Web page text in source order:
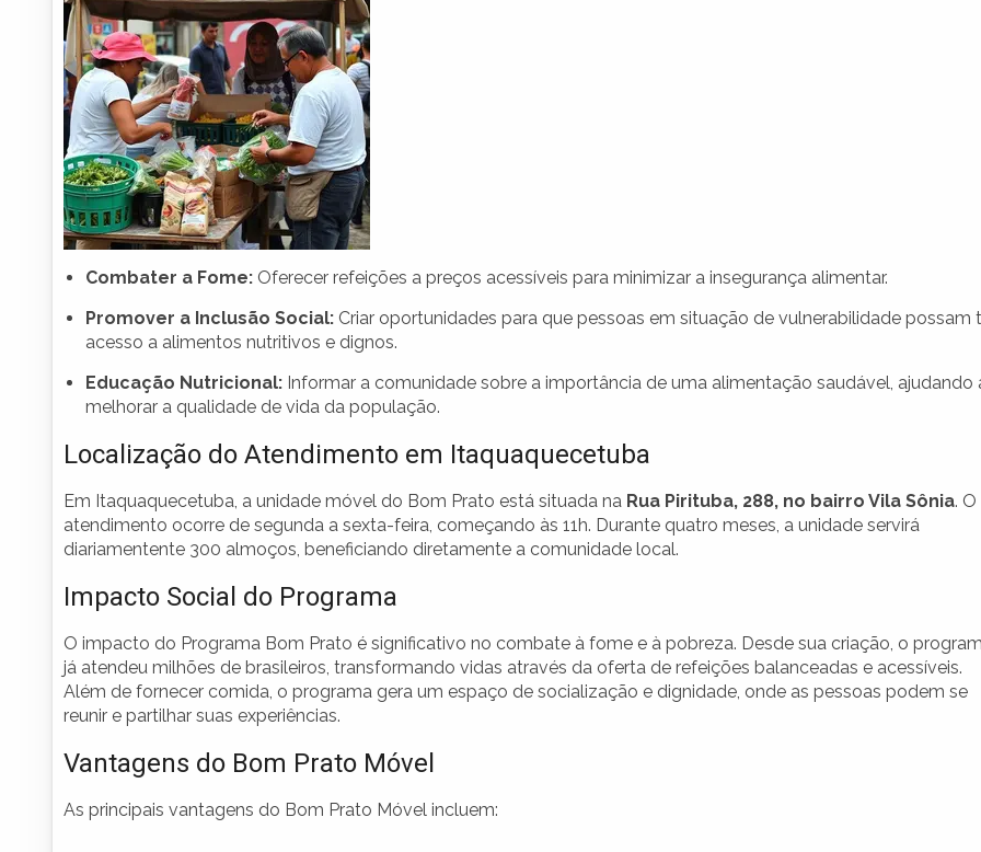
Combater a Fome: Oferecer refeições a preços acessíveis para minimizar a insegurança alimentar.
Promover a Inclusão Social: Criar oportunidades para que pessoas em situação de vulnerabilidade possam
acesso a alimentos nutritivos e dignos.
Educação Nutricional: Informar a comunidade sobre a importância de uma alimentação saudável, ajudando
melhorar a qualidade de vida da população.
Localização do Atendimento em Itaquaquecetuba
Em Itaquaquecetuba, a unidade móvel do Bom Prato está situada na Rua Pirituba, 288, no bairro Vila Sônia. O
atendimento ocorre de segunda a sexta-feira, começando às 11h. Durante quatro meses, a unidade servirá
diariamentente 300 almoços, beneficiando diretamente a comunidade local.
Impacto Social do Programa
O impacto do Programa Bom Prato é significativo no combate à fome e à pobreza. Desde sua criação, o
já atendeu milhões de brasileiros, transformando vidas através da oferta de refeições balanceadas e acessíveis.
Além de fornecer comida, o programa gera um espaço de socialização e dignidade, onde as pessoas podem se
reunir e partilhar suas experiências.
Vantagens do Bom Prato Móvel
As principais vantagens do Bom Prato Móvel incluem: